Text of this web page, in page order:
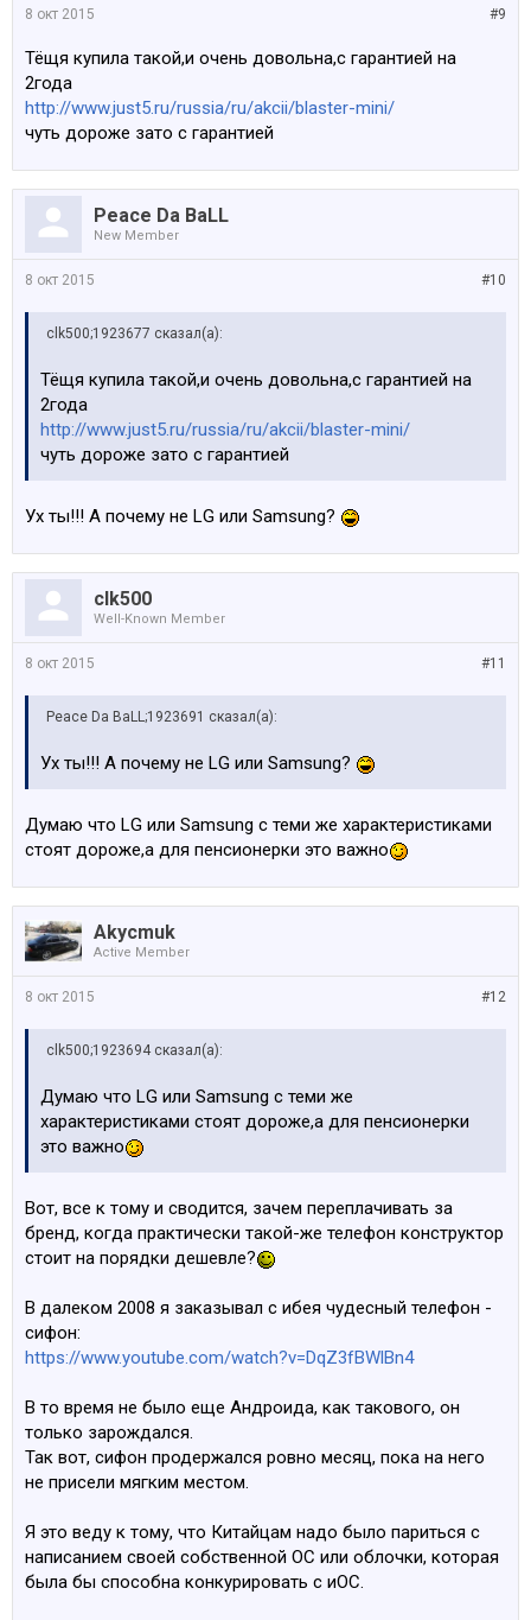
#9
8 окт 2015
Тёщя купила такой,и очень довольна,с гарантией на
2года
http://www.just5.ru/russia/ru/akcii/blaster-mini/
чуть дороже зато с гарантией
Peace Da BaLL
New Member
#10
8 окт 2015
clk500;1923677 сказал(а):
Тёщя купила такой,и очень довольна,с гарантией на
2года
http://www.just5.ru/russia/ru/akcii/blaster-mini/
чуть дороже зато с гарантией
Ух ты!!! А почему не LG или Samsung?
clk500
Well-Known Member
#11
8 окт 2015
Peace Da BaLL;1923691 сказал(а):
Ух ты!!! А почему не LG или Samsung?
Думаю что LG или Samsung с теми же характеристиками
стоят дороже,а для пенсионерки это важно
Akycmuk
Active Member
#12
8 окт 2015
clk500;1923694 сказал(а):
Думаю что LG или Samsung с теми же
характеристиками стоят дороже,а для пенсионерки
это важно
Вот, все к тому и сводится, зачем переплачивать за
бренд, когда практически такой-же телефон конструктор
стоит на порядки дешевле?
В далеком 2008 я заказывал с ибея чудесный телефон -
сифон:
https://www.youtube.com/watch?v=DqZ3fBWlBn4
В то время не было еще Андроида, как такового, он
только зарождался.
Так вот, сифон продержался ровно месяц, пока на него
не присели мягким местом.
Я это веду к тому, что Китайцам надо было париться с
написанием своей собственной ОС или облочки, которая
была бы способна конкурировать с иОС.